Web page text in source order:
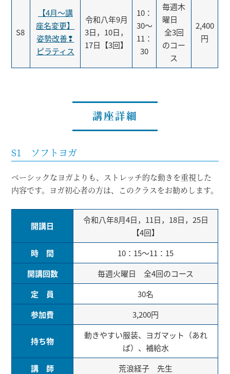
S8
【4月～講
座名変更】
姿勢改善❢
ピラティス
令和八年9月
3日，10日，
17日【3回】
10：
30～
11：
30
毎週木
曜日
全3回
のコー
ス
2,400
円
講座詳細
S1 ソフトヨガ
ベーシックなヨガよりも、ストレッチ的な動きを重視した
内容です。ヨガ初心者の方は、このクラスをお勧めします。
開講日
令和八年8月4日，11日，18日，25日
【4回】
時 間
10：15～11：15
開講回数
毎週火曜日 全4回のコース
定 員
30名
参加費
3,200円
持ち物
動きやすい服装、ヨガマット（あれ
ば）、補給水
講 師
荒浪経子 先生